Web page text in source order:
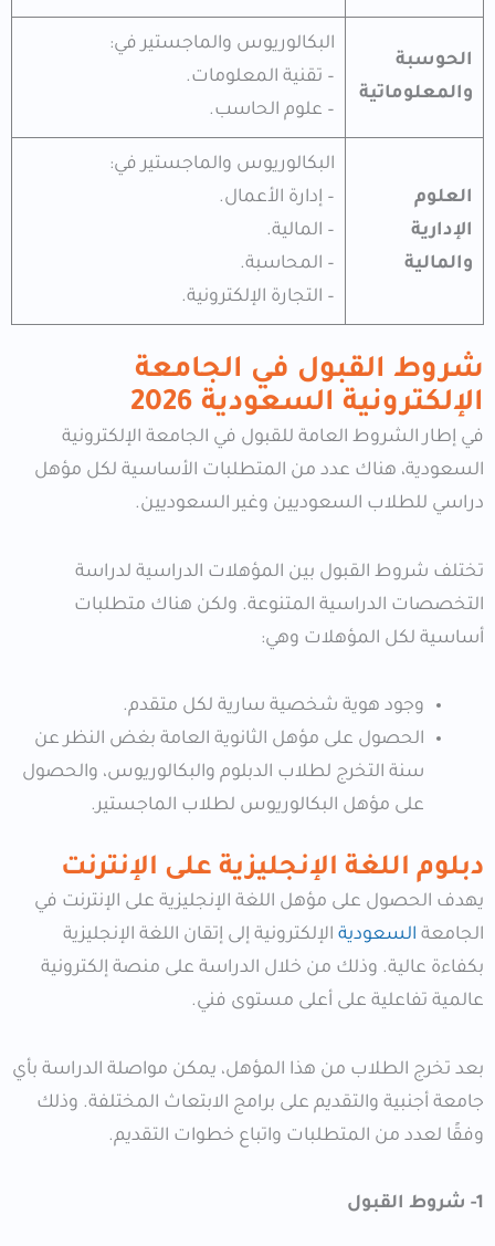
الحوسبة
والمعلوماتية
البكالوريوس والماجستير في:
– تقنية المعلومات.
– علوم الحاسب.
العلوم
الإدارية
والمالية
البكالوريوس والماجستير في:
– إدارة الأعمال.
– المالية.
– المحاسبة.
– التجارة الإلكترونية.
شروط القبول في الجامعة
الإلكترونية السعودية
في إطار الشروط العامة للقبول في الجامعة الإلكترونية
السعودية، هناك عدد من المتطلبات الأساسية لكل مؤهل
دراسي للطلاب السعوديين وغير السعوديين.
تختلف شروط القبول بين المؤهلات الدراسية لدراسة
التخصصات الدراسية المتنوعة. ولكن هناك متطلبات
أساسية لكل المؤهلات وهي:
وجود هوية شخصية سارية لكل متقدم.
الحصول على مؤهل الثانوية العامة بغض النظر عن
سنة التخرج لطلاب الدبلوم والبكالوريوس، والحصول
على مؤهل البكالوريوس لطلاب الماجستير.
دبلوم اللغة الإنجليزية على الإنترنت
يهدف الحصول على مؤهل اللغة الإنجليزية على الإنترنت في
الجامعة السعودية الإلكترونية إلى إتقان اللغة الإنجليزية
بكفاءة عالية. وذلك من خلال الدراسة على منصة إلكترونية
عالمية تفاعلية على أعلى مستوى فني.
بعد تخرج الطلاب من هذا المؤهل، يمكن مواصلة الدراسة بأي
جامعة أجنبية والتقديم على برامج الابتعاث المختلفة. وذلك
وفقًا لعدد من المتطلبات واتباع خطوات التقديم.
1- شروط القبول